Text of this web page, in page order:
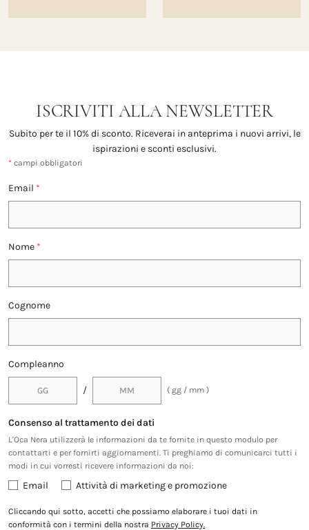
ISCRIVITI ALLA NEWSLETTER
Subito per te il 10% di sconto. Riceverai in anteprima i nuovi arrivi, le
ispirazioni e sconti esclusivi.
* campi obbligatori
Email *
Nome *
Cognome
Compleanno
/ ( gg / mm )
Consenso al trattamento dei dati
L'Oca Nera utilizzerà le informazioni da te fornite in questo modulo per
contattarti e per fornirti aggiornamenti. Ti preghiamo di comunicarci tutti i
modi in cui vorresti ricevere informazioni da noi:
Email Attività di marketing e promozione
Cliccando qui sotto, accetti che possiamo elaborare i tuoi dati in
conformità con i termini della nostra Privacy Policy.